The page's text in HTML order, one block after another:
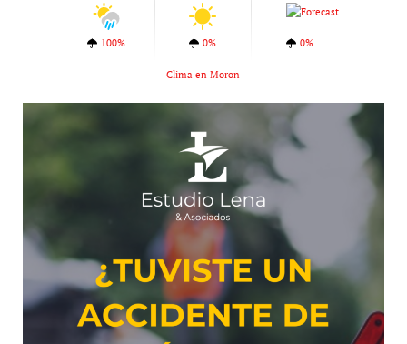
100% 0% 0%
Clima en Moron